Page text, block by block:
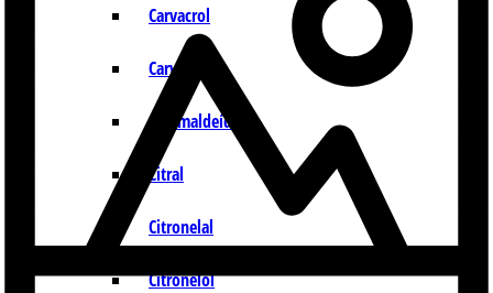
Carvacrol
Carvona
Cinamaldeído
Citral
Citronelal
Citronelol